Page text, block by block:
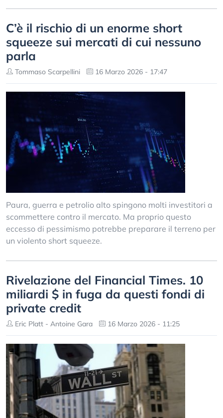
C’è il rischio di un enorme short
squeeze sui mercati di cui nessuno
parla
Tommaso Scarpellini 16 Marzo 2026 - 17:47
Paura, guerra e petrolio alto spingono molti investitori a
scommettere contro il mercato. Ma proprio questo
eccesso di pessimismo potrebbe preparare il terreno per
un violento short squeeze.
Rivelazione del Financial Times. 10
miliardi $ in fuga da questi fondi di
private credit
Eric Platt - Antoine Gara 16 Marzo 2026 - 11:25